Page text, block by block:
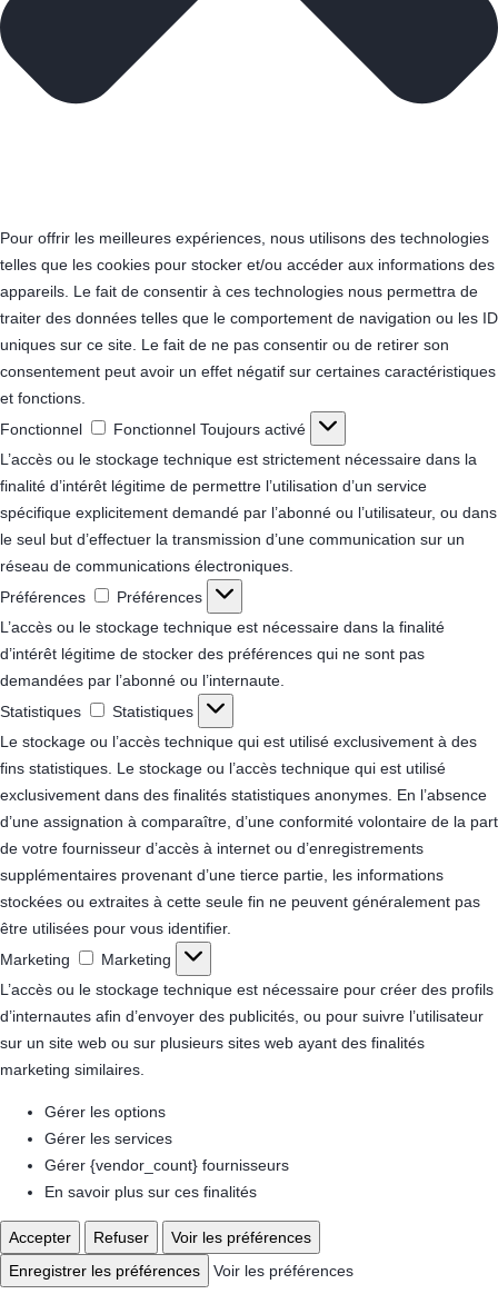
Pour offrir les meilleures expériences, nous utilisons des technologies
telles que les cookies pour stocker et/ou accéder aux informations des
appareils. Le fait de consentir à ces technologies nous permettra de
traiter des données telles que le comportement de navigation ou les ID
uniques sur ce site. Le fait de ne pas consentir ou de retirer son
consentement peut avoir un effet négatif sur certaines caractéristiques
et fonctions.
Fonctionnel
Fonctionnel Toujours activé
L’accès ou le stockage technique est strictement nécessaire dans la
finalité d’intérêt légitime de permettre l’utilisation d’un service
spécifique explicitement demandé par l’abonné ou l’utilisateur, ou dans
le seul but d’effectuer la transmission d’une communication sur un
réseau de communications électroniques.
Préférences
Préférences
L’accès ou le stockage technique est nécessaire dans la finalité
d’intérêt légitime de stocker des préférences qui ne sont pas
demandées par l’abonné ou l’internaute.
Statistiques
Statistiques
Le stockage ou l’accès technique qui est utilisé exclusivement à des
fins statistiques. Le stockage ou l’accès technique qui est utilisé
exclusivement dans des finalités statistiques anonymes. En l’absence
d’une assignation à comparaître, d’une conformité volontaire de la part
de votre fournisseur d’accès à internet ou d’enregistrements
supplémentaires provenant d’une tierce partie, les informations
stockées ou extraites à cette seule fin ne peuvent généralement pas
être utilisées pour vous identifier.
Marketing
Marketing
L’accès ou le stockage technique est nécessaire pour créer des profils
d’internautes afin d’envoyer des publicités, ou pour suivre l’utilisateur
sur un site web ou sur plusieurs sites web ayant des finalités
marketing similaires.
Gérer les options
Gérer les services
Gérer {vendor_count} fournisseurs
En savoir plus sur ces finalités
Accepter Refuser
Voir les préférences
Enregistrer les préférences
Voir les préférences